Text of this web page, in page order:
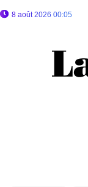
8 août 2026 00:05